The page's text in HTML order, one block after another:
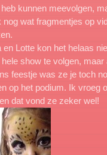
kunnen meevolgen,
nog wat fragmentjes op
en Lotte kon het helaas
show te volgen, maar
feestje was ze je toch
op het podium. Ik vroeg
dat vond ze zeker wel!